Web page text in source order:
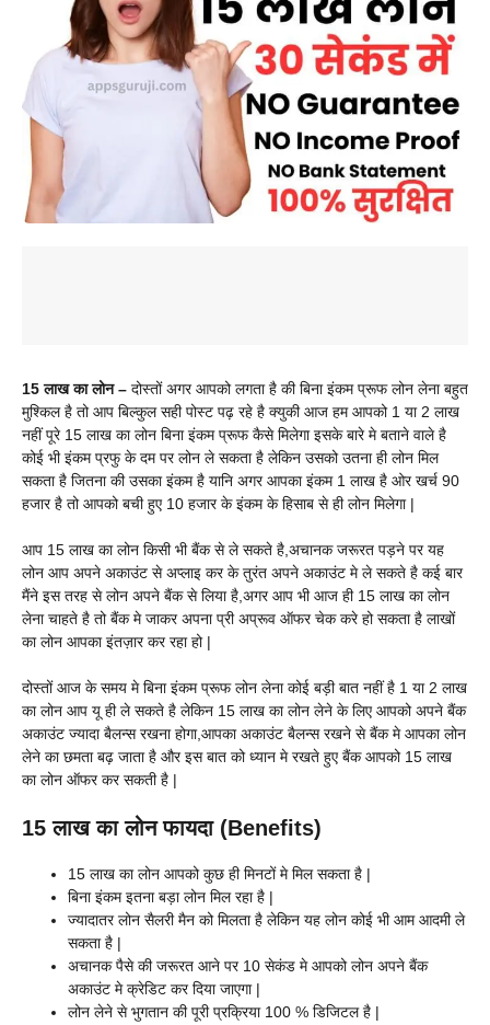
15 लाख का लोन – दोस्तों अगर आपको लगता है की बिना इंकम प्रूफ लोन लेना बहुत
मुश्किल है तो आप बिल्कुल सही पोस्ट पढ़ रहे है क्युकी आज हम आपको 1 या 2 लाख
नहीं पूरे 15 लाख का लोन बिना इंकम प्रूफ कैसे मिलेगा इसके बारे मे बताने वाले है
कोई भी इंकम प्रफु के दम पर लोन ले सकता है लेकिन उसको उतना ही लोन मिल
सकता है जितना की उसका इंकम है यानि अगर आपका इंकम 1 लाख है ओर खर्च 90
हजार है तो आपको बची हुए 10 हजार के इंकम के हिसाब से ही लोन मिलेगा |
आप 15 लाख का लोन किसी भी बैंक से ले सकते है,अचानक जरूरत पड़ने पर यह
लोन आप अपने अकाउंट से अप्लाइ कर के तुरंत अपने अकाउंट मे ले सकते है कई बार
मैंने इस तरह से लोन अपने बैंक से लिया है,अगर आप भी आज ही 15 लाख का लोन
लेना चाहते है तो बैंक मे जाकर अपना प्री अप्रूव ऑफर चेक करे हो सकता है लाखों
का लोन आपका इंतज़ार कर रहा हो |
दोस्तों आज के समय मे बिना इंकम प्रूफ लोन लेना कोई बड़ी बात नहीं है 1 या 2 लाख
का लोन आप यू ही ले सकते है लेकिन 15 लाख का लोन लेने के लिए आपको अपने बैंक
अकाउंट ज्यादा बैलन्स रखना होगा,आपका अकाउंट बैलन्स रखने से बैंक मे आपका लोन
लेने का छमता बढ़ जाता है और इस बात को ध्यान मे रखते हुए बैंक आपको 15 लाख
का लोन ऑफर कर सकती है |
15 लाख का लोन फायदा (Benefits)
15 लाख का लोन आपको कुछ ही मिनटों मे मिल सकता है |
बिना इंकम इतना बड़ा लोन मिल रहा है |
ज्यादातर लोन सैलरी मैन को मिलता है लेकिन यह लोन कोई भी आम आदमी ले
सकता है |
अचानक पैसे की जरूरत आने पर 10 सेकंड मे आपको लोन अपने बैंक
अकाउंट मे क्रेडिट कर दिया जाएगा |
लोन लेने से भुगतान की पूरी प्रक्रिया 100 % डिजिटल है |